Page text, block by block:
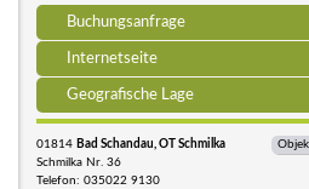
Buchungsanfrage
Internetseite
Geografische Lage
01814 Bad Schandau, OT Schmilka
Schmilka Nr. 36
Telefon: 035022 9130